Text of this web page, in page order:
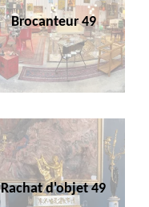
Brocanteur 49
Rachat d'objet 49